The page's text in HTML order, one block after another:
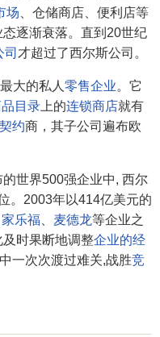
场 、仓储商店、便利店等
逐渐衰落。直到20世纪
司 才超过了西尔斯公司。
大的私人 零售企业。它
目录 上的连锁商店就有
约商，其子公司遍布欧
世界500强企业中, 西尔
。2003年以414亿美元的
家乐福 麦德龙等企业之
时果断地调整企业的经
一次次渡过难关,战胜竞